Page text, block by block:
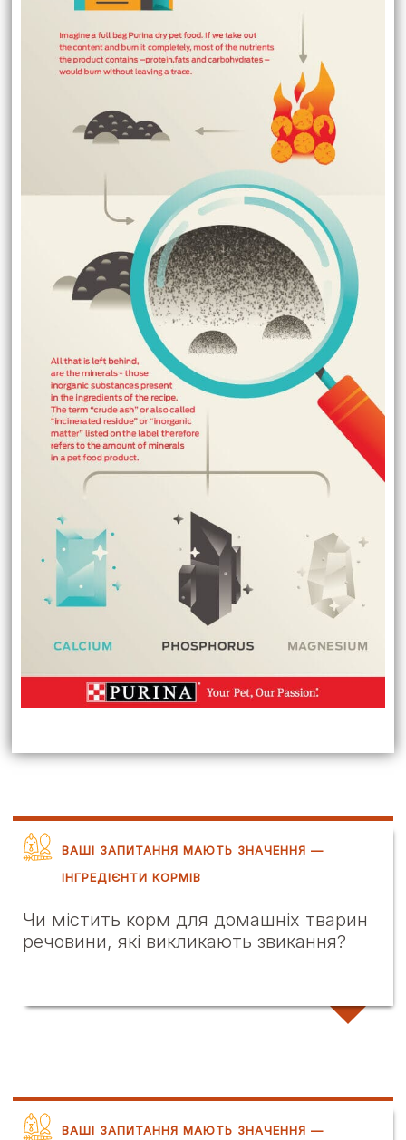
ВАШІ ЗАПИТАННЯ МАЮТЬ ЗНАЧЕННЯ —
ІНГРЕДІЄНТИ КОРМІВ
Чи містить корм для домашніх тварин
речовини, які викликають звикання?
ВАШІ ЗАПИТАННЯ МАЮТЬ ЗНАЧЕННЯ —